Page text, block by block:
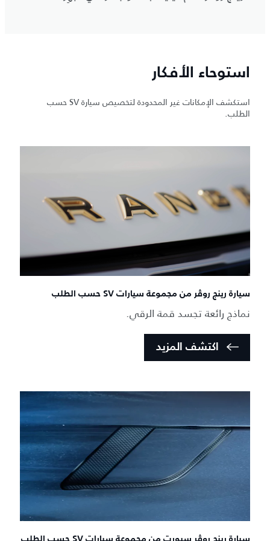
استوحاء الأفكار
استكشف الإمكانات غير المحدودة لتخصيص سيارة SV حسب
الطلب.
سيارة رينج روڤر من مجموعة سيارات SV حسب الطلب
نماذج رائعة تجسد قمة الرقي.
اكتشف المزيد
سيارة رينج روڤر سبورت من مجموعة سيارات SV حسب الطلب